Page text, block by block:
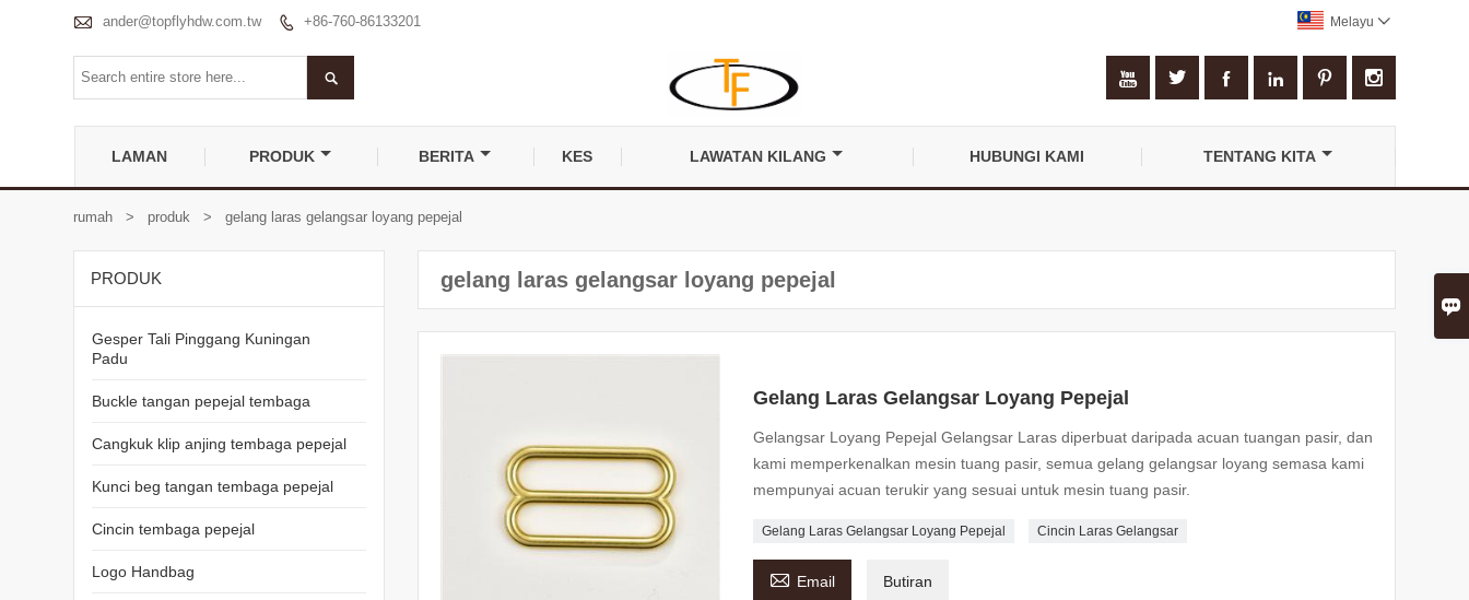

 ander@topflyhdw.com.tw  +86-760-86133201 Melayu 
     

LAMAN PRODUK BERITA KES LAWATAN KILANG HUBUNGI KAMI TENTANG KITA
rumah > produk > gelang laras gelangsar loyang pepejal
gelang laras gelangsar loyang pepejal
Gelang Laras Gelangsar Loyang Pepejal
Gelangsar Loyang Pepejal Gelangsar Laras diperbuat daripada acuan tuangan pasir, dan
kami memperkenalkan mesin tuang pasir, semua gelang gelangsar loyang semasa kami
mempunyai acuan terukir yang sesuai untuk mesin tuang pasir.
Gelang Laras Gelangsar Loyang Pepejal Cincin Laras Gelangsar
 Email Butiran
PRODUK
Gesper Tali Pinggang Kuningan
Padu
Buckle tangan pepejal tembaga
Cangkuk klip anjing tembaga pepejal
Kunci beg tangan tembaga pepejal
Cincin tembaga pepejal
Logo Handbag